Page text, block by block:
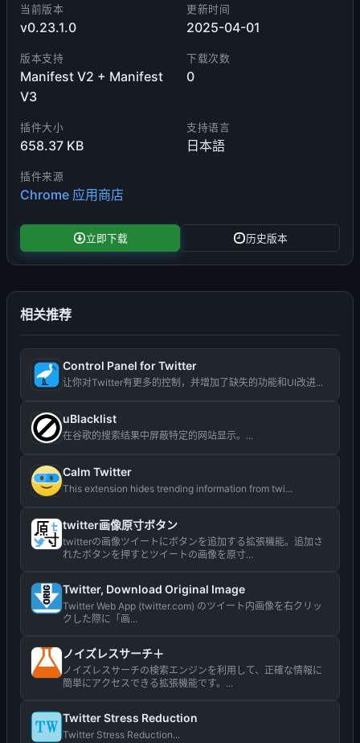
当前版本
v0.23.1.0
更新时间
2025-04-01
版本支持
Manifest V2 + Manifest
V3
下载次数
0
插件大小
658.37 KB
支持语言
日本語
插件来源
Chrome 应用商店
立即下载 历史版本
相关推荐
Control Panel for Twitter
让你对Twitter有更多的控制，并增加了缺失的功能和UI改进...
uBlacklist
在谷歌的搜索结果中屏蔽特定的网站显示。...
Calm Twitter
This extension hides trending information from twi...
twitter画像原寸ボタン
twitterの画像ツイートにボタンを追加する拡張機能。追加さ
れたボタンを押すとツイートの画像を原寸...
Twitter, Download Original Image
Twitter Web App (twitter.com) のツイート内画像を右クリッ
クした際に「画...
ノイズレスサーチ＋
ノイズレスサーチの検索エンジンを利用して、正確な情報に
簡単にアクセスできる拡張機能です。...
Twitter Stress Reduction
Twitter Stress Reduction...